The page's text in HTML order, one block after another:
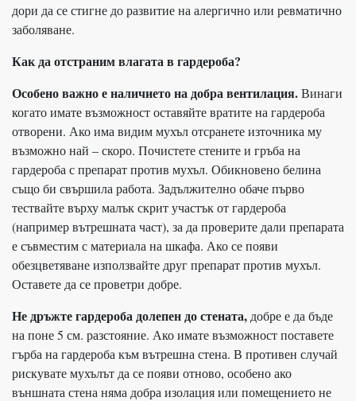
дори да се стигне до развитие на алергично или ревматично
заболяване.
Как да отстраним влагата в гардероба?
Особено важно е наличието на добра вентилация.Винаги
когато имате възможност оставяйте вратите на гардероба
отворени. Ако има видим мухъл отсранете източника му
възможно най – скоро. Почистете стените и гръба на
гардероба с препарат против мухъл. Обикновено белина
също би свършила работа. Задължително обаче първо
тествайте върху малък скрит участък от гардероба
(например вътрешната част), за да проверите дали препарата
е съвместим с материала на шкафа. Ако се появи
обезцветяване използвайте друг препарат против мухъл.
Оставете да се проветри добре.
Не дръжте гардероба долепен до стената, добре е да бъде
на поне 5 см. разстояние. Ако имате възможност поставете
гърба на гардероба към вътрешна стена. В противен случай
рискувате мухълът да се появи отново, особено ако
външната стена няма добра изолация или помещението не